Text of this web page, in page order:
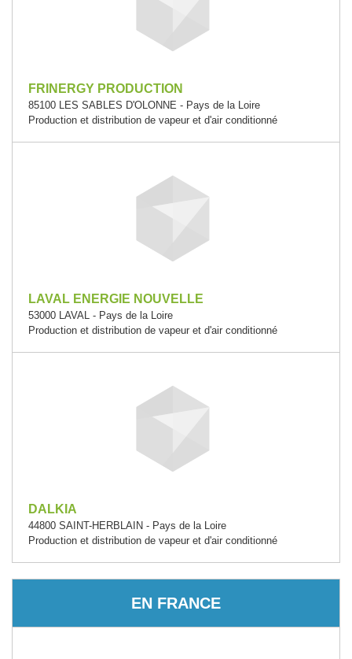
FRINERGY PRODUCTION
85100 LES SABLES D'OLONNE - Pays de la Loire
Production et distribution de vapeur et d'air conditionné
LAVAL ENERGIE NOUVELLE
53000 LAVAL - Pays de la Loire
Production et distribution de vapeur et d'air conditionné
DALKIA
44800 SAINT-HERBLAIN - Pays de la Loire
Production et distribution de vapeur et d'air conditionné
EN FRANCE